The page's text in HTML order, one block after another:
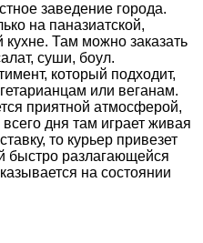
заведение города.
на паназиатской,
кухне. Там можно заказать
суши, боул.
который подходит,
или веганам.
приятной атмосферой,
дня там играет живая
то курьер привезет
быстро разлагающейся
на состоянии